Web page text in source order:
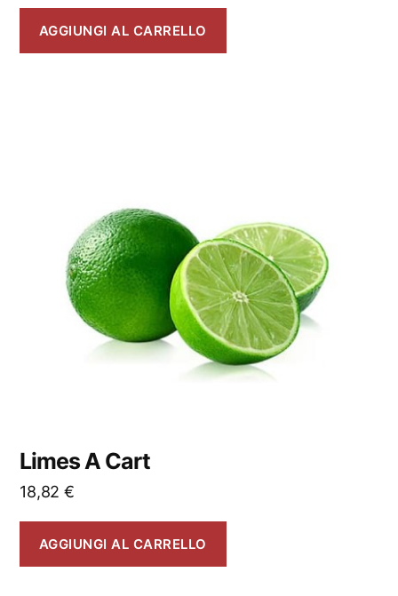
AGGIUNGI AL CARRELLO
Limes A Cart
18,82 €
AGGIUNGI AL CARRELLO